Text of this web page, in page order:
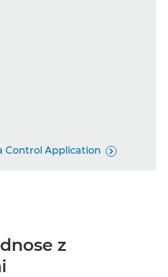
Control Application 
z